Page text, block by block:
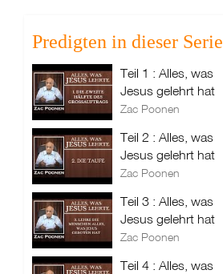
Predigten in dieser Serie
Teil 1 : Alles, was
Jesus gelehrt hat
Zac Poonen
Teil 2 : Alles, was
Jesus gelehrt hat
Zac Poonen
Teil 3 : Alles, was
Jesus gelehrt hat
Zac Poonen
Teil 4 : Alles, was